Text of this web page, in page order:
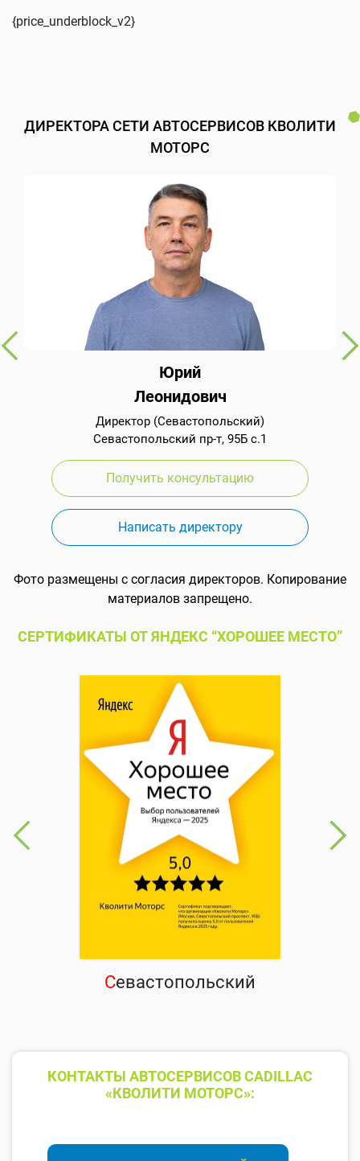
{price_underblock_v2}
ДИРЕКТОРА СЕТИ АВТОСЕРВИСОВ КВОЛИТИ
МОТОРС
Юрий
Леонидович
Директор (Севастопольский)
Севастопольский пр-т, 95Б с.1
Получить консультацию
Написать директору
Фото размещены с согласия директоров. Копирование
материалов запрещено.
СЕРТИФИКАТЫ ОТ ЯНДЕКС “ХОРОШЕЕ МЕСТО”
Севастопольский
КОНТАКТЫ АВТОСЕРВИСОВ CADILLAC
«КВОЛИТИ МОТОРС»: